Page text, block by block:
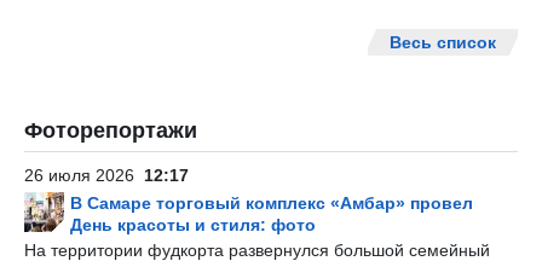
Весь список
Фоторепортажи
26 июля 2026 12:17
В Самаре торговый комплекс «Амбар» провел
День красоты и стиля: фото
На территории фудкорта развернулся большой семейный